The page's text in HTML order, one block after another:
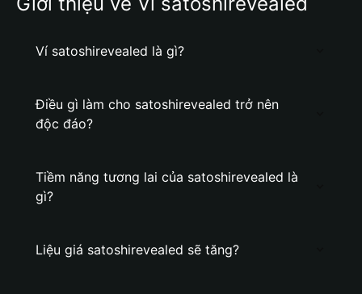
Ví satoshirevealed là gì?
Điều gì làm cho satoshirevealed trở nên
độc đáo?
Tiềm năng tương lai của satoshirevealed là
gì?
Liệu giá satoshirevealed sẽ tăng?